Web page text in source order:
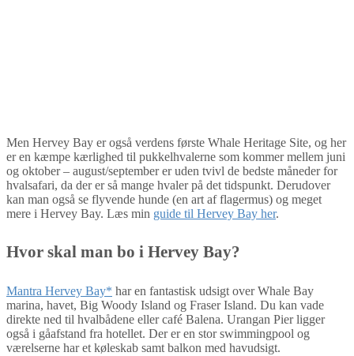
Men Hervey Bay er også verdens første Whale Heritage Site, og her
er en kæmpe kærlighed til pukkelhvalerne som kommer mellem juni
og oktober – august/september er uden tvivl de bedste måneder for
hvalsafari, da der er så mange hvaler på det tidspunkt. Derudover
kan man også se flyvende hunde (en art af flagermus) og meget
mere i Hervey Bay. Læs min guide til Hervey Bay her.
Hvor skal man bo i Hervey Bay?
Mantra Hervey Bay* har en fantastisk udsigt over Whale Bay
marina, havet, Big Woody Island og Fraser Island. Du kan vade
direkte ned til hvalbådene eller café Balena. Urangan Pier ligger
også i gåafstand fra hotellet. Der er en stor swimmingpool og
værelserne har et køleskab samt balkon med havudsigt.